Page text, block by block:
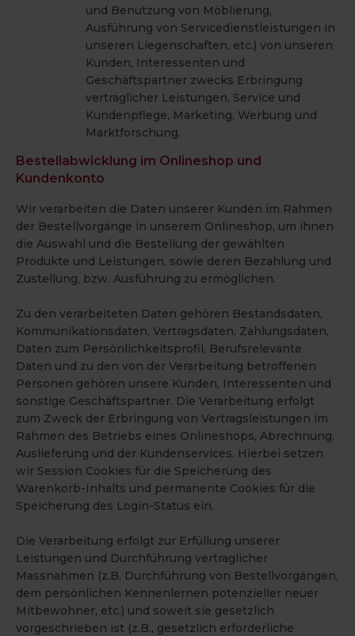
und Benutzung von Möblierung,
Ausführung von Servicedienstleistungen in
unseren Liegenschaften, etc.) von unseren
Kunden, Interessenten und
Geschäftspartner zwecks Erbringung
vertraglicher Leistungen, Service und
Kundenpflege, Marketing, Werbung und
Marktforschung.
Bestellabwicklung im Onlineshop und
Kundenkonto
Wir verarbeiten die Daten unserer Kunden im Rahmen
der Bestellvorgänge in unserem Onlineshop, um ihnen
die Auswahl und die Bestellung der gewählten
Produkte und Leistungen, sowie deren Bezahlung und
Zustellung, bzw. Ausführung zu ermöglichen.
Zu den verarbeiteten Daten gehören Bestandsdaten,
Kommunikationsdaten, Vertragsdaten, Zahlungsdaten,
Daten zum Persönlichkeitsprofil, Berufsrelevante
Daten und zu den von der Verarbeitung betroffenen
Personen gehören unsere Kunden, Interessenten und
sonstige Geschäftspartner. Die Verarbeitung erfolgt
zum Zweck der Erbringung von Vertragsleistungen im
Rahmen des Betriebs eines Onlineshops, Abrechnung,
Auslieferung und der Kundenservices. Hierbei setzen
wir Session Cookies für die Speicherung des
Warenkorb-Inhalts und permanente Cookies für die
Speicherung des Login-Status ein.
Die Verarbeitung erfolgt zur Erfüllung unserer
Leistungen und Durchführung vertraglicher
Massnahmen (z.B. Durchführung von Bestellvorgängen,
dem persönlichen Kennenlernen potenzieller neuer
Mitbewohner, etc.) und soweit sie gesetzlich
vorgeschrieben ist (z.B., gesetzlich erforderliche